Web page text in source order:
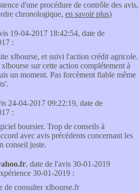
d'une procédure de contrôle des avis,
chronologique, en savoir plus)
19-04-2017 18:42:54, date de
:
xlbourse, et suivi l'action crédit agricole.
sur cette action complétement à
un moment. Pas forcèment fiable même
24-04-2017 09:22:19, date de
:
boursier. Trop de conseils à
avec avis précédents concernant les
conseil juste.
, date de l'avis 30-01-2019
30-01-2019 :
de consulter xlbourse.fr